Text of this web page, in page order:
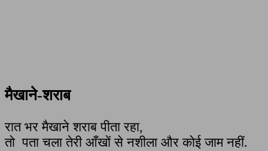
मैखाने-शराब
रात भर मैखाने शराब पीता रहा,
तो पता चला तेरी आँखों से नशीला और कोई जाम नहीं.